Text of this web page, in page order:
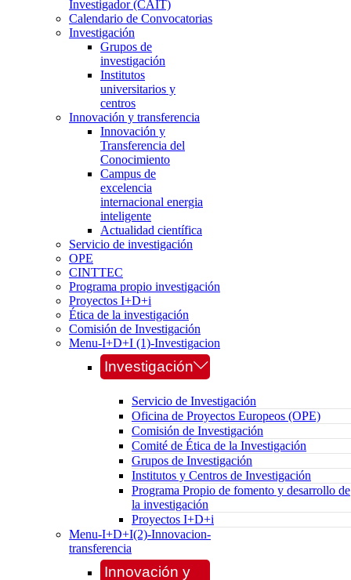
Investigador (CAIT)
Calendario de Convocatorias
Investigación
Grupos de
investigación
Institutos
universitarios y
centros
Innovación y transferencia
Innovación y
Transferencia del
Conocimiento
Campus de
excelencia
internacional energia
inteligente
Actualidad científica
Servicio de investigación
OPE
CINTTEC
Programa propio investigación
Proyectos I+D+i
Ética de la investigación
Comisión de Investigación
Menu-I+D+I (1)-Investigacion
Investigación
Servicio de Investigación
Oficina de Proyectos Europeos (OPE)
Comisión de Investigación
Comité de Ética de la Investigación
Grupos de Investigación
Institutos y Centros de Investigación
Programa Propio de fomento y desarrollo de
la investigación
Proyectos I+D+i
Menu-I+D+I(2)-Innovacion-
transferencia
Innovación y